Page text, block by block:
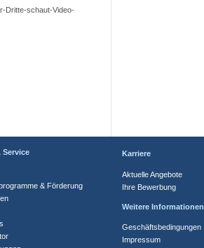
Dritte-schaut-Video-
Service
& Förderung
Karriere
Aktuelle Angebote
Ihre Bewerbung
Weitere Informationen
Geschäftsbedingungen
Impressum